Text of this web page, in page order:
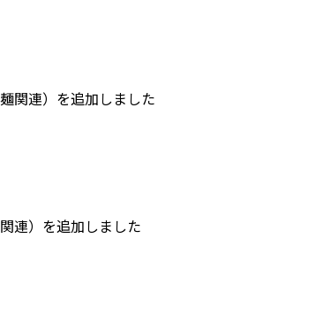
関連）を追加しました
連）を追加しました